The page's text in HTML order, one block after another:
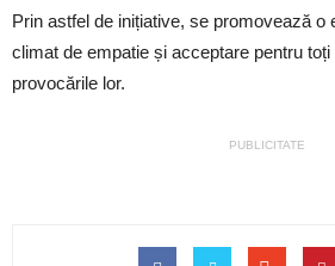
Prin astfel de inițiative, se promovează o
climat de empatie și acceptare pentru
provocările lor.
PUBLICITATE